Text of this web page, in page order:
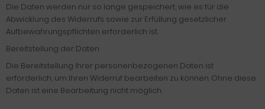
Die Daten werden nur so lange gespeichert, wie es für die
Abwicklung des Widerrufs sowie zur Erfüllung gesetzlicher
Aufbewahrungspflichten erforderlich ist.
Bereitstellung der Daten
Die Bereitstellung Ihrer personenbezogenen Daten ist
erforderlich, um Ihren Widerruf bearbeiten zu können. Ohne diese
Daten ist eine Bearbeitung nicht möglich.